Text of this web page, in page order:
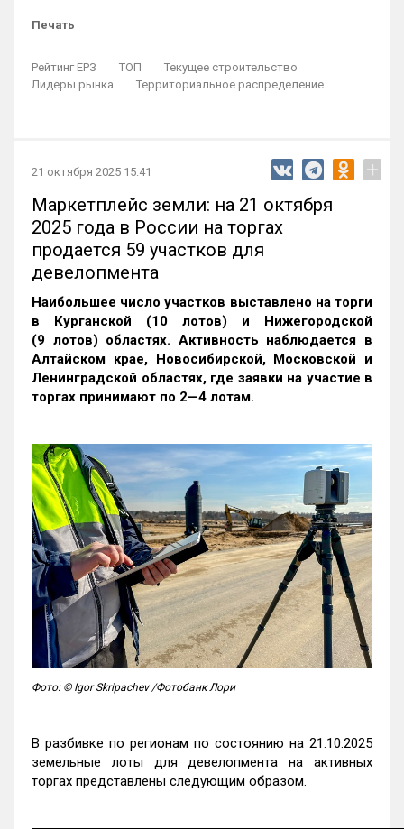
Печать
Рейтинг ЕРЗ ТОП
Текущее строительство
Лидеры рынка
Территориальное распределение
21 октября 2025 15:41 +
Маркетплейс земли: на 21 октября
2025 года в России на торгах
продается 59 участков для
девелопмента
Наибольшее число участков выставлено на торги
в Курганской (10 лотов) и Нижегородской
(9 лотов) областях. Активность наблюдается в
Алтайском крае, Новосибирской, Московской и
Ленинградской областях, где заявки на участие в
торгах принимают по 2—4 лотам.
Фото: © Igor Skripachev /Фотобанк Лори
В разбивке по регионам по состоянию на 21.10.2025
земельные лоты для девелопмента на активных
торгах представлены следующим образом.